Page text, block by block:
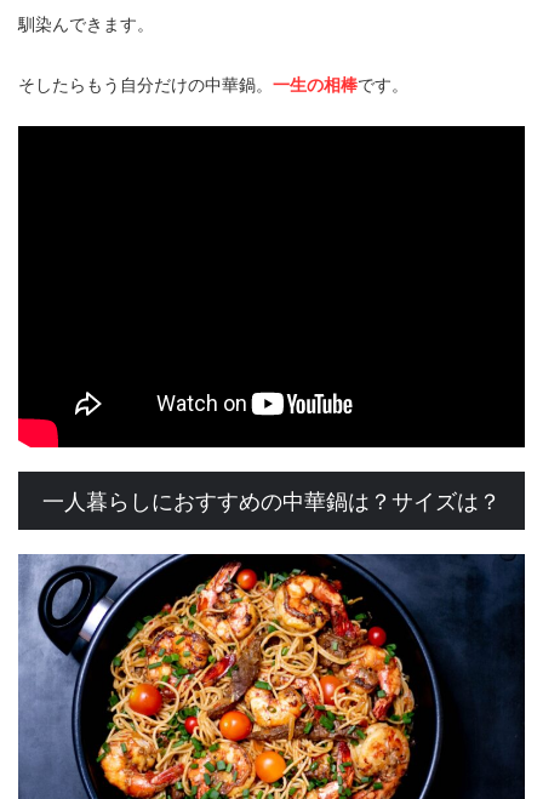
馴染んできます。
そしたらもう自分だけの中華鍋。 一生の相棒です。
一人暮らしにおすすめの中華鍋は？サイズは？